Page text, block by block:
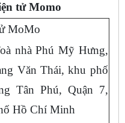
tử Momo
MoMo
nhà Phú Mỹ Hưng,
Văn Thái, khu phố
Tân Phú, Quận 7,
Hồ Chí Minh